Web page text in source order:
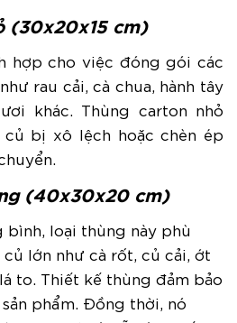
(30x20x15 cm)
hợp cho việc đóng gói các
rau cải, cà chua, hành tây
khác. Thùng carton nhỏ
bị xô lệch hoặc chèn ép
(40x30x20 cm)
loại thùng này phù
lớn như cà rốt, củ cải, ớt
to. Thiết kế thùng đảm bảo
phẩm. Đồng thời, nó